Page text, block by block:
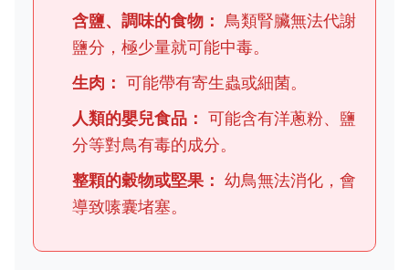
含鹽、調味的食物：
鳥類腎臟無法代謝
鹽分，極少量就可能中毒。
生肉： 可能帶有寄生蟲或細菌。
人類的嬰兒食品： 可能含有洋蔥粉、鹽
分等對鳥有毒的成分。
整顆的穀物或堅果： 幼鳥無法消化，會
導致嗉囊堵塞。